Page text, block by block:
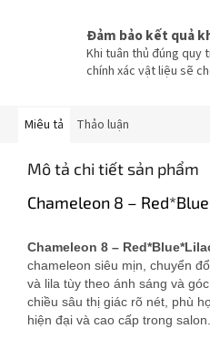
Đảm bảo kết quả
Khi tuân thủ đúng quy
chính xác vật liệu sẽ
Miêu tả Thảo luận
Mô tả chi tiết sản phẩm
Chameleon 8 –
Chameleon 8 –
chameleon siêu mịn, chuyển
và lila tùy theo ánh sáng và
chiều sâu thị giác rõ nét, phù
hiện đại và cao cấp trong salon.